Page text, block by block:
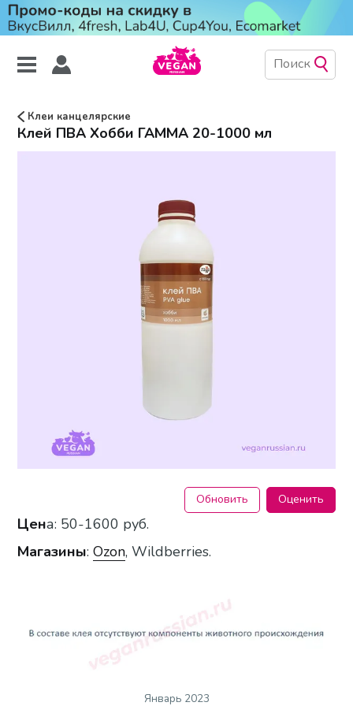
Клеи канцелярские
Клей ПВА Хобби ГАММА 20-1000 мл
Обновить Оценить
Цена: 50-1600 руб.
Магазины:Ozon, Wildberries.
Январь 2023